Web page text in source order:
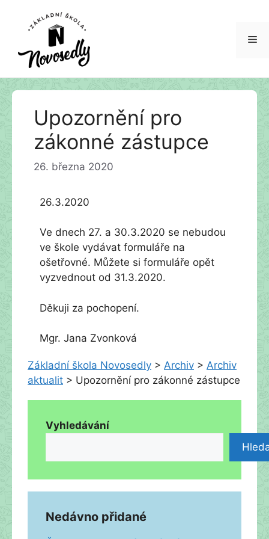
Přeskočit
Upozornění pro
zákonné zástupce
26. března 2020
26.3.2020
Ve dnech 27. a 30.3.2020 se nebudou
ve škole vydávat formuláře na
ošetřovné. Můžete si formuláře opět
vyzvednout od 31.3.2020.
Děkuji za pochopení.
Mgr. Jana Zvonková
Základní škola Novosedly > Archiv > Archiv
aktualit > Upozornění pro zákonné zástupce
Vyhledávání
Nedávno přidané